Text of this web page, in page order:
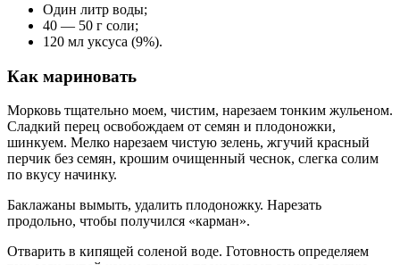
Один литр воды;
40 — 50 г соли;
120 мл уксуса (9%).
Как мариновать
Морковь тщательно моем, чистим, нарезаем тонким жульеном.
Сладкий перец освобождаем от семян и плодоножки,
шинкуем. Мелко нарезаем чистую зелень, жгучий красный
перчик без семян, крошим очищенный чеснок, слегка солим
по вкусу начинку.
Баклажаны вымыть, удалить плодоножку. Нарезать
продольно, чтобы получился «карман».
Отварить в кипящей соленой воде. Готовность определяем